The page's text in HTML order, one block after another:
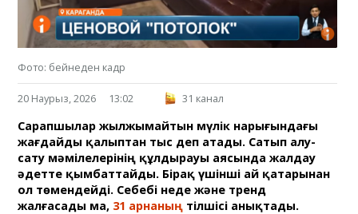
Фото: бейнеден кадр
20 Наурыз, 2026 13:02 31 канал
Сарапшылар жылжымайтын мүлік нарығындағы
жағдайды қалыптан тыс деп атады. Сатып алу-
сату мәмілелерінің құлдырауы аясында жалдау
әдетте қымбаттайды. Бірақ үшінші ай қатарынан
ол төмендейді. Себебі неде және тренд
жалғасады ма, 31 арнаның тілшісі анықтады.